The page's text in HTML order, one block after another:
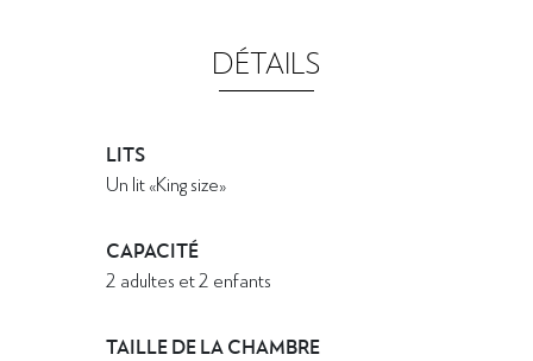
DÉTAILS
LITS
Un lit «King size»
CAPACITÉ
2 adultes et 2 enfants
TAILLE DE LA CHAMBRE